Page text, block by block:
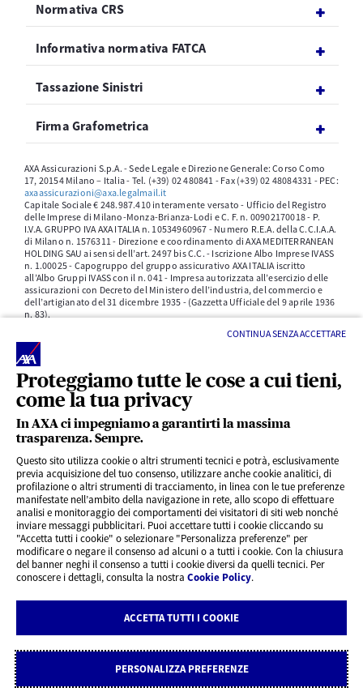
Proteggiamo tutte le cose a cui tieni,
come la tua privacy
In AXA ci impegniamo a garantirti la massima
trasparenza. Sempre.
Questo sito utilizza cookie o altri strumenti tecnici e potrà, esclusivamente
previa acquisizione del tuo consenso, utilizzare anche cookie analitici, di
profilazione o altri strumenti di tracciamento, in linea con le tue preferenze
manifestate nell’ambito della navigazione in rete, allo scopo di effettuare
analisi e monitoraggio dei comportamenti dei visitatori di siti web nonché
inviare messaggi pubblicitari. Puoi accettare tutti i cookie cliccando su
"Accetta tutti i cookie" o selezionare "Personalizza preferenze" per
modificare o negare il consenso ad alcuni o a tutti i cookie. Con la chiusura
del banner neghi il consenso a tutti i cookie diversi da quelli tecnici. Per
conoscere i dettagli, consulta la nostra Cookie Policy.
CONTINUA SENZA ACCETTARE
ACCETTA TUTTI I COOKIE
PERSONALIZZA PREFERENZE
Normativa CRS
Informativa normativa FATCA
Tassazione Sinistri
Firma Grafometrica
AXA Assicurazioni S.p.A. - Sede Legale e Direzione Generale: Corso Como
17, 20154 Milano – Italia - Tel. (+39) 02 480841 - Fax (+39) 02 48084331 - PEC:
axaassicurazioni@axa.legalmail.it
Capitale Sociale € 248.987.410 interamente versato - Ufficio del Registro
delle Imprese di Milano-Monza-Brianza-Lodi e C. F. n. 00902170018 - P.
I.V.A. GRUPPO IVA AXA ITALIA n. 10534960967 - Numero R.E.A. della C.C.I.A.A.
di Milano n. 1576311 - Direzione e coordinamento di AXA MEDITERRANEAN
HOLDING SAU ai sensi dell’art. 2497 bis C.C. - Iscrizione Albo Imprese IVASS
n. 1.00025 - Capogruppo del gruppo assicurativo AXA ITALIA iscritto
all’Albo Gruppi IVASS con il n. 041 - Impresa autorizzata all’esercizio delle
assicurazioni con Decreto del Ministero dell’industria, del commercio e
dell’artigianato del 31 dicembre 1935 - (Gazzetta Ufficiale del 9 aprile 1936
n. 83).
CONTENUTI INTERESSANTI
BLOG
Privacy
Rivedi le tue scelte sui Cookie
Cookie Policy
Note legali